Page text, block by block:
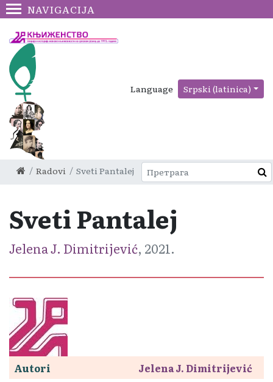
NAVIGACIJA
Language Srpski (latinica)
Radovi Sveti Pantalej
Sveti Pantalej
Jelena J. Dimitrijević, 2021.
Autori
Jelena J. Dimitrijević